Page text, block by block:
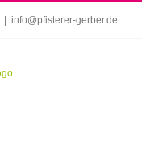
info@pfisterer-gerber.de